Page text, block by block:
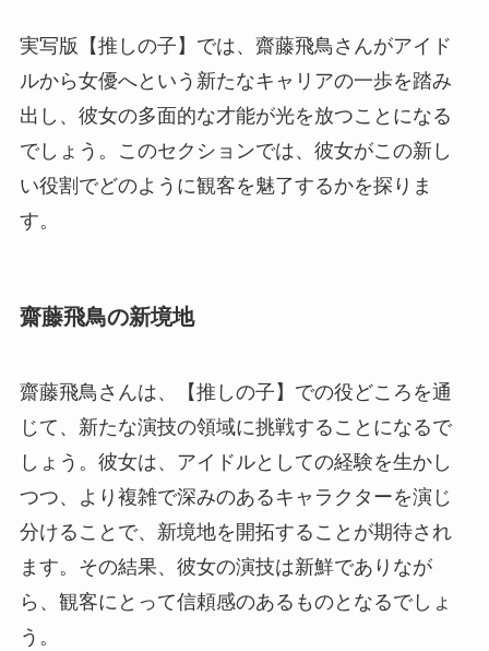
実写版【推しの子】では、齋藤飛鳥さんがアイド
ルから女優へという新たなキャリアの一歩を踏み
出し、彼女の多面的な才能が光を放つことになる
でしょう。このセクションでは、彼女がこの新し
い役割でどのように観客を魅了するかを探りま
す。
齋藤飛鳥の新境地
齋藤飛鳥さんは、【推しの子】での役どころを通
じて、新たな演技の領域に挑戦することになるで
しょう。彼女は、アイドルとしての経験を生かし
つつ、より複雑で深みのあるキャラクターを演じ
分けることで、新境地を開拓することが期待され
ます。その結果、彼女の演技は新鮮でありなが
ら、観客にとって信頼感のあるものとなるでしょ
う。